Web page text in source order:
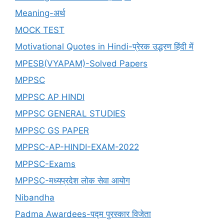
Meaning-अर्थ
MOCK TEST
Motivational Quotes in Hindi-प्रेरक उद्धरण हिंदी में
MPESB(VYAPAM)-Solved Papers
MPPSC
MPPSC AP HINDI
MPPSC GENERAL STUDIES
MPPSC GS PAPER
MPPSC-AP-HINDI-EXAM-2022
MPPSC-Exams
MPPSC-मध्यप्रदेश लोक सेवा आयोग
Nibandha
Padma Awardees-पद्म पुरस्कार विजेता